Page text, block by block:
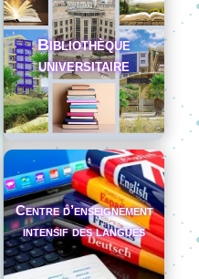
Bibliothèque
universitaire
Centre d’enseignement
intensif des langues